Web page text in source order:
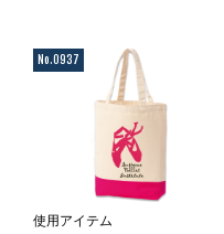
No.0937
使用アイテム